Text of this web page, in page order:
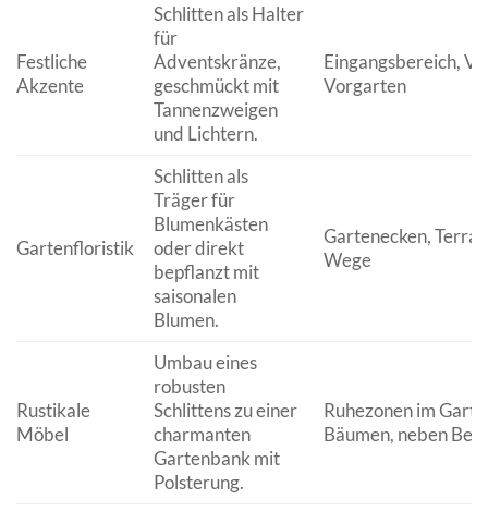
Festliche
Akzente
Schlitten als Halter
für
Adventskränze,
geschmückt mit
Tannenzweigen
und Lichtern.
Eingangsbereich,
Vorgarten
Gartenfloristik
Schlitten als
Träger für
Blumenkästen
oder direkt
bepflanzt mit
saisonalen
Blumen.
Gartenecken,
Wege
Rustikale
Möbel
Umbau eines
robusten
Schlittens zu einer
charmanten
Gartenbank mit
Polsterung.
Ruhezonen im
Bäumen, neben